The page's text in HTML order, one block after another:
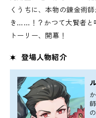
くうちに、本物の錬金術
き……！？かつて大賢者と
トーリー、開幕！
登場人物紹介